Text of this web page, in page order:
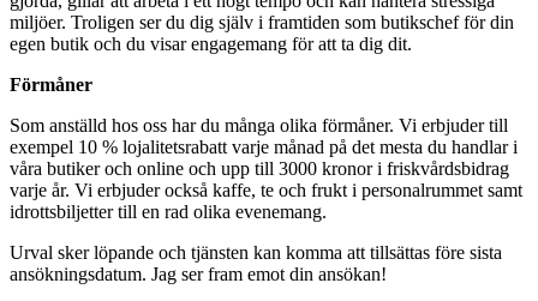
miljöer. Troligen ser du dig själv i framtiden som butikschef för din
egen butik och du visar engagemang för att ta dig dit.
Förmåner
Som anställd hos oss har du många olika förmåner. Vi erbjuder till
exempel 10 % lojalitetsrabatt varje månad på det mesta du handlar i
våra butiker och online och upp till 3000 kronor i friskvårdsbidrag
varje år. Vi erbjuder också kaffe, te och frukt i personalrummet samt
idrottsbiljetter till en rad olika evenemang.
Urval sker löpande och tjänsten kan komma att tillsättas före sista
ansökningsdatum. Jag ser fram emot din ansökan!